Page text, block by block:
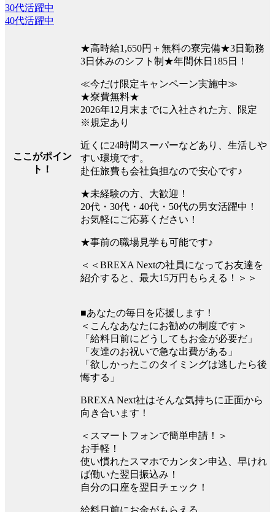
30代活躍中
40代活躍中
ここがポイン
ト！
★高時給1,650円＋無料の寮完備★3日勤務
3日休みのシフト制★年間休日185日！
≪今だけ限定キャンペーン実施中≫
★寮費無料★
2026年12月末までに入社された方、限定
※規定あり
近くに24時間スーパーなどあり、生活しや
すい環境です。
赴任旅費も会社負担なので安心です♪
★未経験の方、大歓迎！
20代・30代・40代・50代の男女活躍中！
お気軽にご応募ください！
★事前の職場見学も可能です♪
＜＜BREXA Nextの社員になってお友達を
紹介すると、最大15万円もらえる！＞＞
■あなたの毎日を応援します！
＜こんなあなたにお勧めの制度です＞
「給料日前にどうしてもお金が必要だ」
「友達のお祝いで急な出費がある」
「欲しかったこのタイミングは逃したら後
悔する」
BREXA Next社はそんな気持ちに正面から
向き合います！
＜スマートフォンで簡単申請！＞
お手軽！
使い慣れたスマホでカンタン申込、早けれ
ば働いた翌日振込み！
自分の口座を翌日チェック！
給料日前にお金がもらえる、